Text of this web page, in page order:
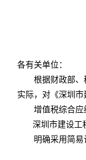
各有关单位：
根据财政部、税
实际，对《深圳
增值税综合应纳
深圳市建设
明确采用简易计